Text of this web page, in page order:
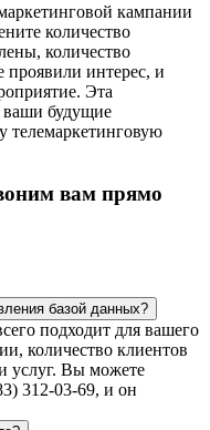
кампании
количество
количество
проявили интерес, и
Эта
будущие
телемаркетинговую
вам прямо
базой данных?
подходит для вашего
количество клиентов
услуг. Вы можете
312-03-69, и он